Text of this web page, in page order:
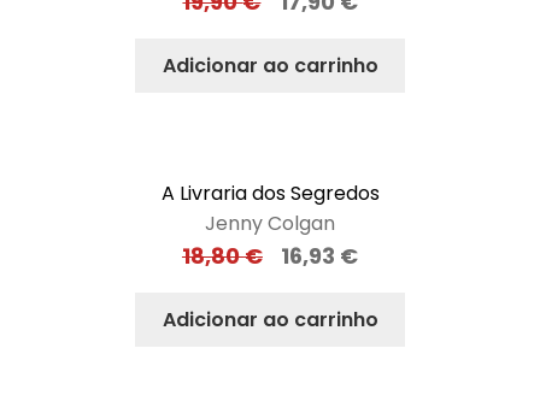
Adicionar ao carrinho
A Livraria dos Segredos
Jenny Colgan
18,80€ 16,93 €
Adicionar ao carrinho